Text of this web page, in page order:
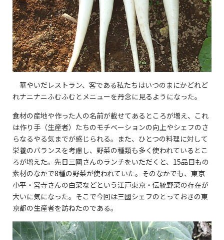
華やいだレストラン、客である私たちはいつのまにかどれど
れナニナニふむふむとメニューを丹念に見るようになった。
食材の産地や作った人の名前が載せてあるところが増え、これ
は作り手（生産者）たちのモチベーションの向上やシェフのさ
らなるやる気までが感じられる。また、ひとつの料理に対して
栄養のバランスを考慮し、野菜の種類も多く使われているとこ
ろが増えた。先日三國さんのランチをいただくと、15品目もの
素材のなかで8種の野菜が使われていた。そのなかでも、東京
小平・宮寺さんの白菜などという江戸東京・伝統野菜の存在が
大いに気になった。そこで今回は三國シェフのとっておきの東
京都の生産者を訪ねたのである。